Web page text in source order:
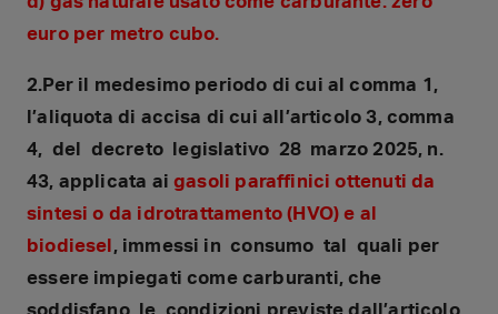
euro per metro cubo.
2.Per il medesimo periodo di cui al comma 1,
l’aliquota di accisa di cui all’articolo 3, comma
4, del decreto legislativo 28 marzo 2025, n.
43, applicata aigasoli paraffinici ottenuti da
sintesi o da idrotrattamento (HVO) e al
biodiesel , immessi in consumo tal quali per
essere impiegati come carburanti, che
soddisfano le condizioni previste dall’articolo